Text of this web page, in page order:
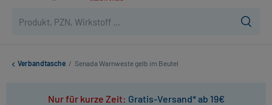
Verbandtasche / Senada Warnweste gelb im Beutel
Nur für kurze Zeit: Gratis-Versand* ab 19€